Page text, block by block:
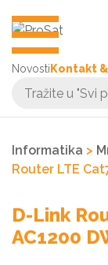
Novosti Kontakt
Informatika >
Router LTE
D-Link
AC1200